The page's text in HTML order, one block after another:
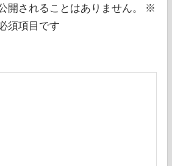
開されることはありません。
※
須項目です